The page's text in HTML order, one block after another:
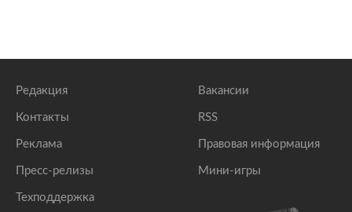
Редакция
Контакты
Реклама
Пресс-релизы
Техподдержка
Вакансии
RSS
Правовая информация
Мини-игры